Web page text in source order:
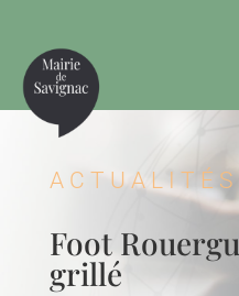
ACTUALITÉS
Foot
grillé